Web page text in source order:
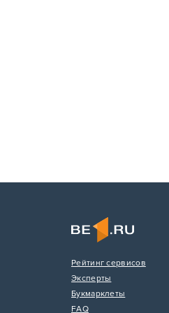
Рейтинг сервисов
Эксперты
Букмарклеты
FAQ